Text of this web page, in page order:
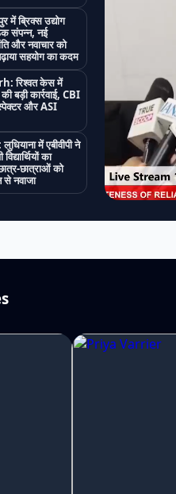
में ब्रिक्स उद्योग
संपन्न, नई
और नवाचार को
सहयोग का कदम
रिश्वत केस में
बड़ी कार्रवाई, CBI
और ASI
में एबीवीपी ने
का
छात्राओं को
से नवाजा